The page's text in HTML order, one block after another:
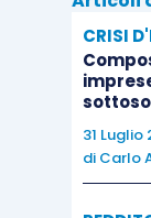
2024 e
CRISI
31 Luglio
di Carlo